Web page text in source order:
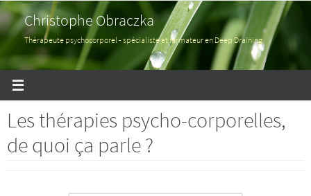
Passer
vers
le
Christophe Obraczka
Thérapeute psychocorporel - spécialiste et formateur en Deep Draining
Les thérapies psycho-corporelles,
de quoi ça parle ?